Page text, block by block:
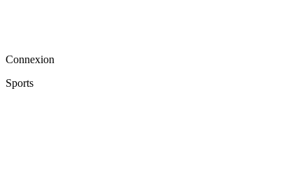
Connexion
Sports